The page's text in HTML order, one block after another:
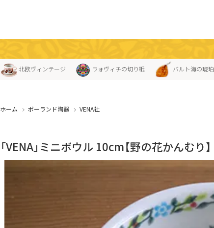
北欧ヴィンテージ ウォヴィチの切り紙 バルト海の琥珀
ホーム ポーランド陶器 VENA社
「VENA」ミニボウル 10cm【野の花かんむり】